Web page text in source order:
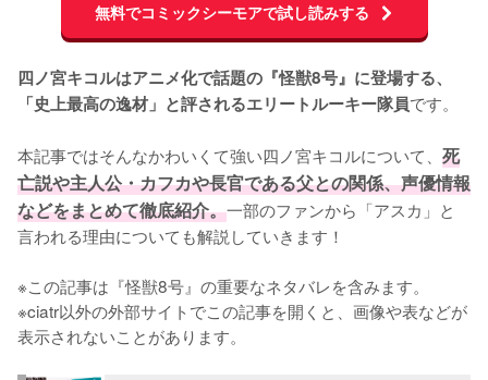
無料でコミックシーモアで試し読みする
四ノ宮キコルはアニメ化で話題の『怪獣8号』に登場する、
「史上最高の逸材」と評されるエリートルーキー隊員です。
本記事ではそんなかわいくて強い四ノ宮キコルについて、 死
亡説や主人公・カフカや長官である父との関係、声優情報
などをまとめて徹底紹介。一部のファンから「アスカ」と
言われる理由についても解説していきます！
※この記事は『怪獣8号』の重要なネタバレを含みます。
※ciatr以外の外部サイトでこの記事を開くと、画像や表などが
表示されないことがあります。